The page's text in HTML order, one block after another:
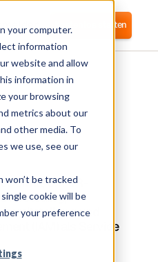
your computer.
information
website and allow
information in
your browsing
metrics about our
other media. To
we use, see our
won’t be tracked
cookie will be
your preference
Kostenlos starten
um HR-
und
(IAM) als Service